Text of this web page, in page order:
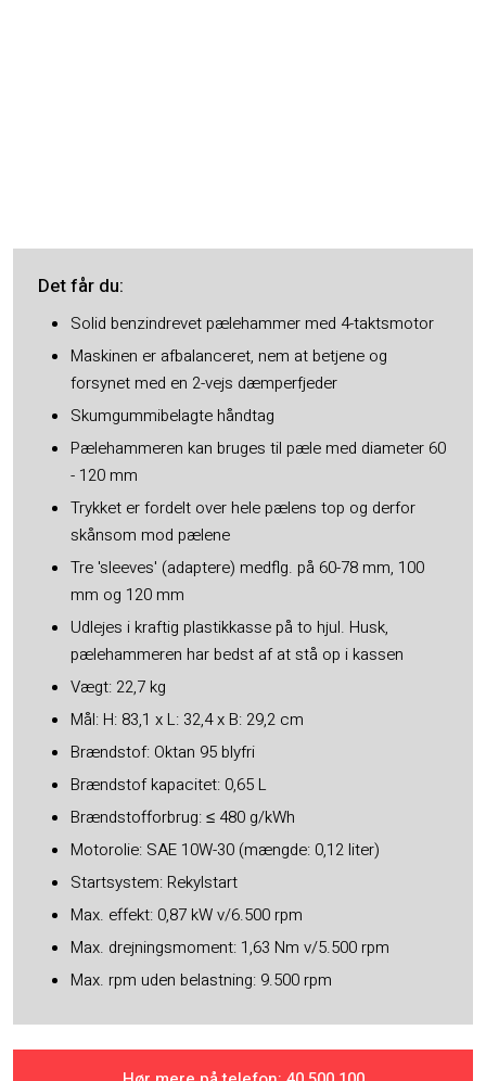
Det får du​:
Solid benzindrevet pælehammer med 4-taktsmotor
Maskinen er afbalanceret, nem at betjene og
forsynet med en 2-vejs dæmperfjeder
Skumgummibelagte håndtag
Pælehammeren kan bruges til pæle med diameter 60
- 120 mm
Trykket er fordelt over hele pælens top og derfor
skånsom mod pælene
Tre 'sleeves' (adaptere) medflg. på 60-78 mm, 100
mm og 120 mm
Udlejes i kraftig plastikkasse på to hjul. Husk,
pælehammeren har bedst af at stå op i kassen
Vægt: 22,7 kg
Mål: H: 83,1 x L: 32,4 x B: 29,2 cm
Brændstof: Oktan 95 blyfri
Brændstof kapacitet: 0,65 L
Brændstofforbrug: ≤ 480 g/kWh
Motorolie: SAE 10W-30 (mængde: 0,12 liter)
Startsystem: Rekylstart
Max. effekt: 0,87 kW v/6.500 rpm
Max. drejningsmoment: 1,63 Nm v/5.500 rpm
Max. rpm uden belastning: 9.500 rpm